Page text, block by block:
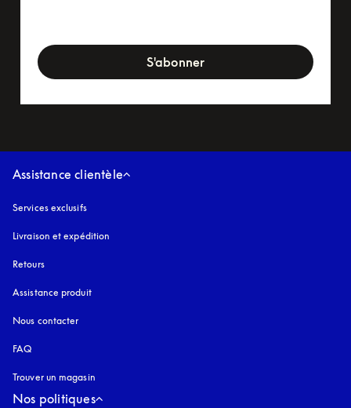
S'abonner
Assistance clientèle
Services exclusifs
Livraison et expédition
Retours
Assistance produit
Nous contacter
FAQ
Trouver un magasin
Nos politiques